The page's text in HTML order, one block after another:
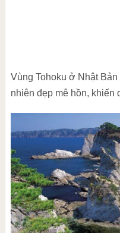
Vùng Tohoku ở Nhật
nhiên đẹp mê hồn, khiến